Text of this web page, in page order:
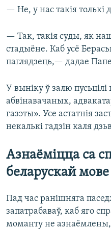
— Не, у нас такія толькі
— Так, такія суды, як
стадыёне. Каб усё
паглядзець,— дадае
У выніку ў залю
абвінавачаных,
газэты». Усе астатнія
некалькі гадзін каля
Азнаёміцца са
беларускай мове
Пад час ранішняга
запатрабаваў, каб яго
моманту не азнаёмлены,